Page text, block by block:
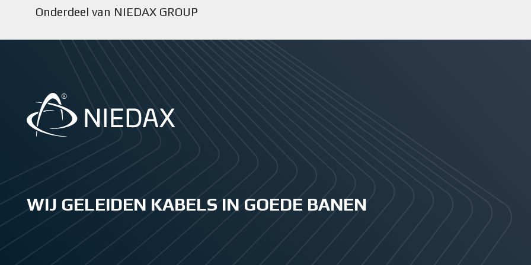
Onderdeel van NIEDAX GROUP
WIJ GELEIDEN KABELS IN GOEDE BANEN